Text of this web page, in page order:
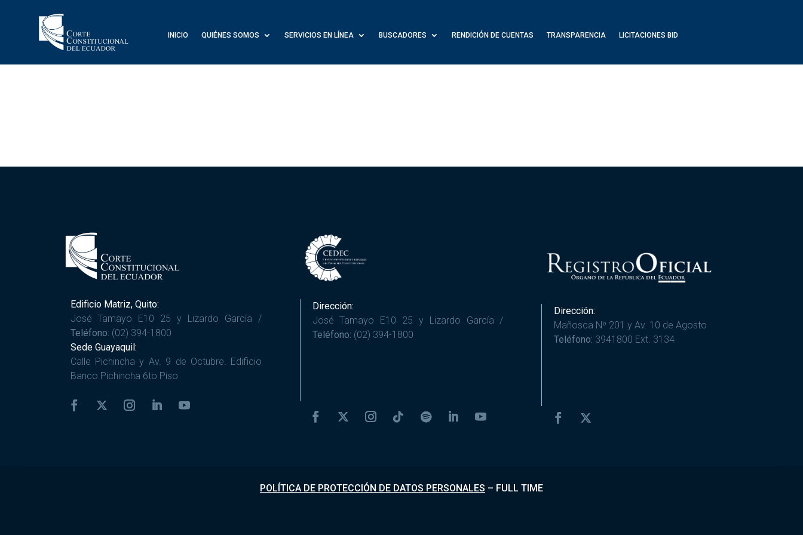
INICIO QUIÉNES SOMOS SERVICIOS EN LÍNEA BUSCADORES RENDICIÓN DE CUENTAS TRANSPARENCIA LICITACIONES BID
Edificio Matriz, Quito:
José Tamayo E10 25 y Lizardo García /
Teléfono: (02) 394-1800
Sede Guayaquil:
Calle Pichincha y Av. 9 de Octubre. Edificio
Banco Pichincha 6to Piso
Dirección:
José Tamayo E10 25 y Lizardo García /
Teléfono: (02) 394-1800
Dirección:
Mañosca Nº 201 y Av. 10 de Agosto
Teléfono: 3941800 Ext. 3134
POLÍTICA DE PROTECCIÓN DE DATOS PERSONALES – FULL TIME